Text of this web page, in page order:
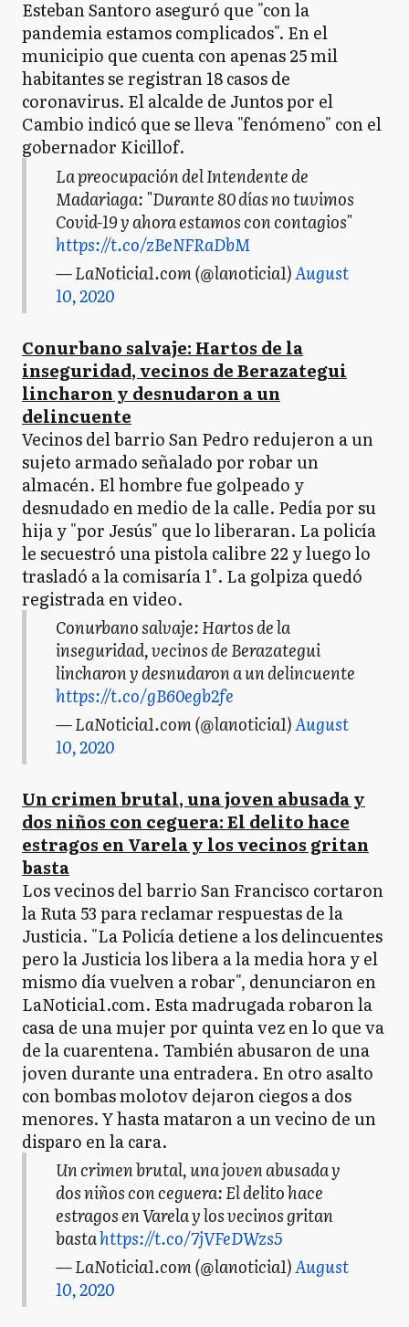
Esteban Santoro aseguró que "con la
pandemia estamos complicados". En el
municipio que cuenta con apenas 25 mil
habitantes se registran 18 casos de
coronavirus. El alcalde de Juntos por el
Cambio indicó que se lleva "fenómeno" con el
gobernador Kicillof.
La preocupación del Intendente de
Madariaga: "Durante 80 días no tuvimos
Covid-19 y ahora estamos con contagios"
https://t.co/zBeNFRaDbM
— LaNoticia1.com (@lanoticia1)August
10, 2020
Conurbano salvaje: Hartos de la
inseguridad, vecinos de Berazategui
lincharon y desnudaron a un
delincuente
Vecinos del barrio San Pedro redujeron a un
sujeto armado señalado por robar un
almacén. El hombre fue golpeado y
desnudado en medio de la calle. Pedía por su
hija y "por Jesús" que lo liberaran. La policía
le secuestró una pistola calibre 22 y luego lo
trasladó a la comisaría 1°. La golpiza quedó
registrada en video.
Conurbano salvaje: Hartos de la
inseguridad, vecinos de Berazategui
lincharon y desnudaron a un delincuente
https://t.co/gB60egb2fe
— LaNoticia1.com (@lanoticia1)August
10, 2020
Un crimen brutal, una joven abusada y
dos niños con ceguera: El delito hace
estragos en Varela y los vecinos gritan
basta
Los vecinos del barrio San Francisco cortaron
la Ruta 53 para reclamar respuestas de la
Justicia. "La Policía detiene a los delincuentes
pero la Justicia los libera a la media hora y el
mismo día vuelven a robar", denunciaron en
LaNoticia1.com. Esta madrugada robaron la
casa de una mujer por quinta vez en lo que va
de la cuarentena. También abusaron de una
joven durante una entradera. En otro asalto
con bombas molotov dejaron ciegos a dos
menores. Y hasta mataron a un vecino de un
disparo en la cara.
Un crimen brutal, una joven abusada y
dos niños con ceguera: El delito hace
estragos en Varela y los vecinos gritan
bastahttps://t.co/7jVFeDWzs5
— LaNoticia1.com (@lanoticia1)August
10, 2020